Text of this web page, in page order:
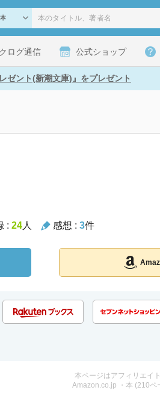
ログ通信 公式ショップ
ゼント(新潮文庫)』をプレゼント
: 24人 感想 : 3件
本ページはアフィリエイ
Amazon.co.jp ・本 (210